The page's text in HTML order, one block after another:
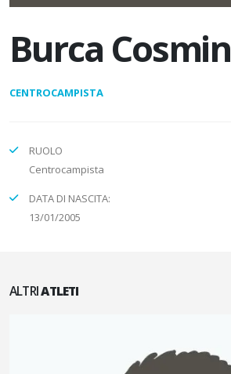
Burca Cosmin
CENTROCAMPISTA
RUOLO
Centrocampista
DATA DI NASCITA:
13/01/2005
ALTRIATLETI